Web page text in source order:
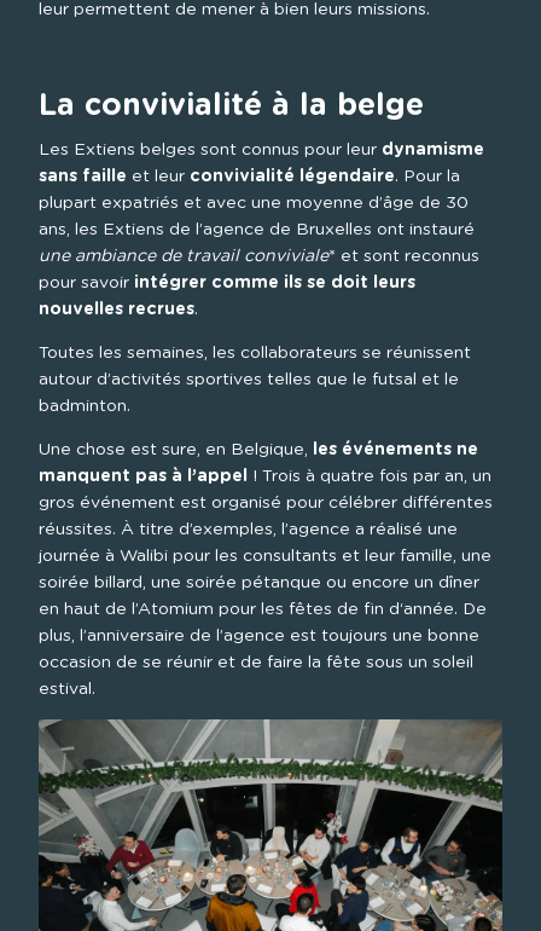
leur permettent de mener à bien leurs missions.
La convivialité à la belge
Les Extiens belges sont connus pour leur dynamisme
sans faille et leur convivialité légendaire. Pour la
plupart expatriés et avec une moyenne d’âge de 30
ans, les Extiens de l’agence de Bruxelles ont instauré
une ambiance de travail conviviale* et sont reconnus
pour savoir intégrer comme ils se doit leurs
nouvelles recrues.
Toutes les semaines, les collaborateurs se réunissent
autour d’activités sportives telles que le futsal et le
badminton.
Une chose est sure, en Belgique, les événements ne
manquent pas à l’appel ! Trois à quatre fois par an, un
gros événement est organisé pour célébrer différentes
réussites. À titre d’exemples, l’agence a réalisé une
journée à Walibi pour les consultants et leur famille, une
soirée billard, une soirée pétanque ou encore un dîner
en haut de l’Atomium pour les fêtes de fin d‘année. De
plus, l’anniversaire de l’agence est toujours une bonne
occasion de se réunir et de faire la fête sous un soleil
estival.